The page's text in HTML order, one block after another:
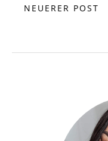
NEUERER POST